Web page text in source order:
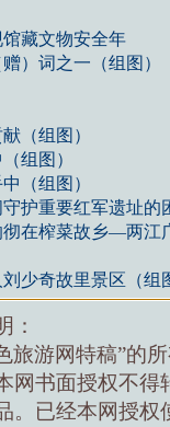
藏文物安全年
）词之一（组图）
（组图）
组图）
（组图）
护重要红军遗址的
在榨菜故乡—两江
少奇故里景区（组
：
旅游网特稿”的
网书面授权不得
。已经本网授权